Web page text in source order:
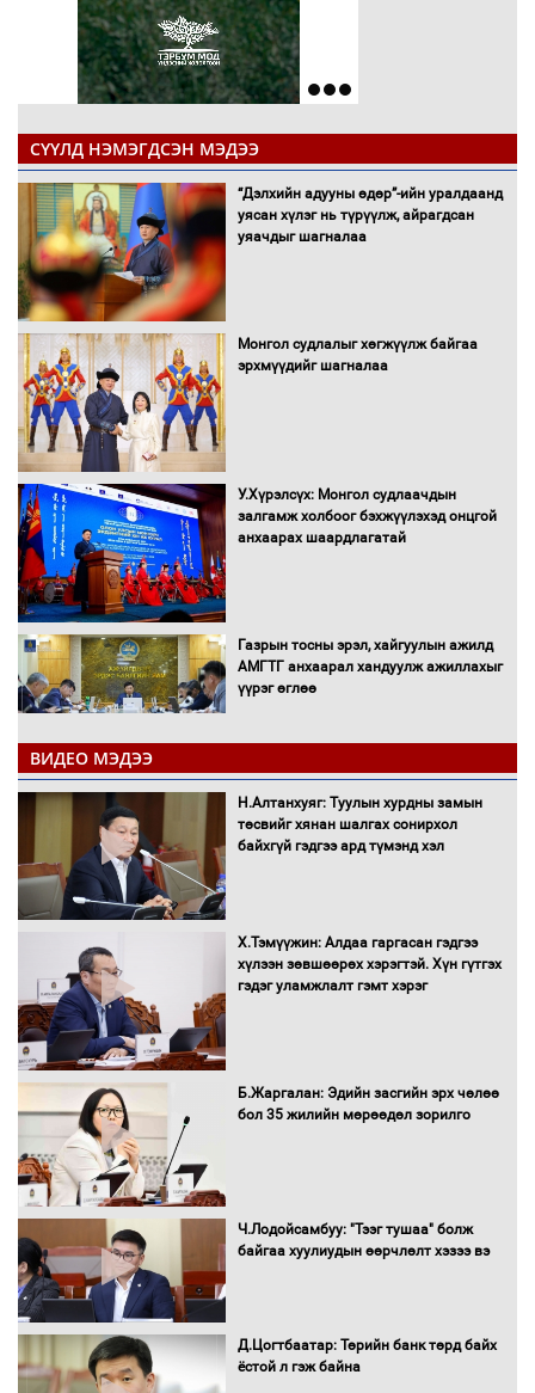
СҮҮЛД НЭМЭГДСЭН МЭДЭЭ
“Дэлхийн адууны өдөр”-ийн уралдаанд
уясан хүлэг нь түрүүлж, айрагдсан
уяачдыг шагналаа
Монгол судлалыг хөгжүүлж байгаа
эрхмүүдийг шагналаа
У.Хүрэлсүх: Монгол судлаачдын
залгамж холбоог бэхжүүлэхэд онцгой
анхаарах шаардлагатай
Газрын тосны эрэл, хайгуулын ажилд
АМГТГ анхаарал хандуулж ажиллахыг
үүрэг өглөө
Н.Номтойбаяр: Орон нутаг хөгжихөд
чөдөр болж буй хууль, эрхзүйн орчныг
шинэчилнэ
чиглэлийн төмөр замыг ашиглалтад
оруулахаар бэлтгэж байна
асаалаа
салбарын бодлого, хууль тогтоомжид
тусган бодит шийдэлд хүргэхийн
Засгийн газраас хөнгөлөлттэй зээлээр
ВИДЕО МЭДЭЭ
Н.Алтанхуяг: Туулын хурдны замын
төсвийг хянан шалгах сонирхол
байхгүй гэдгээ ард түмэнд хэл
Х.Тэмүүжин: Алдаа гаргасан гэдгээ
хүлээн зөвшөөрөх хэрэгтэй. Хүн гүтгэх
гэдэг уламжлалт гэмт хэрэг
Б.Жаргалан: Эдийн засгийн эрх чөлөө
бол 35 жилийн мөрөөдөл зорилго
Ч.Лодойсамбуу: "Тээг тушаа" болж
байгаа хуулиудын өөрчлөлт хэзээ вэ
Д.Цогтбаатар: Төрийн банк төрд байх
ёстой л гэж байна